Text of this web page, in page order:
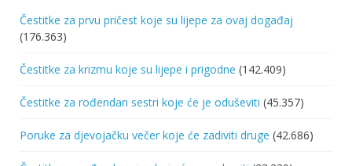
Čestitke za prvu pričest koje su lijepe za ovaj događaj
(176.363)
Čestitke za krizmu koje su lijepe i prigodne (142.409)
Čestitke za rođendan sestri koje će je oduševiti (45.357)
Poruke za djevojačku večer koje će zadiviti druge (42.686)